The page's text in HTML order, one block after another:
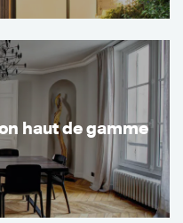
haut de gamme